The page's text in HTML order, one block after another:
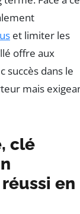
et limiter les
offre aux
succès dans le
mais
clé
en